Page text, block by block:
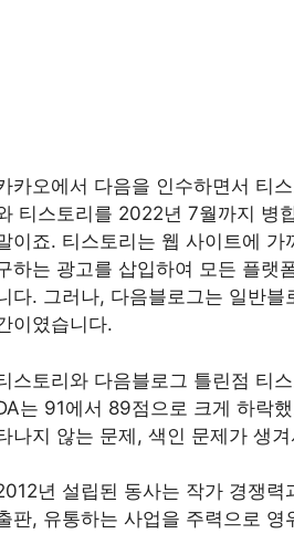
카오에서 다음을 인수하면서 티
티스토리를 2022년 7월까지 병
이죠. 티스토리는 웹 사이트에
하는 광고를 삽입하여 모든 플랫
다. 그러나, 다음블로그는 일반
이였습니다.
스토리와 다음블로그 틀린점 티
는 91에서 89점으로 크게 하락
나지 않는 문제, 색인 문제가 생
년 설립된 동사는 작가 경쟁
판, 유통하는 사업을 주력으로